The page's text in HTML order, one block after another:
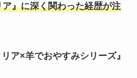
』に深く関わった経歴が注
リア×羊でおやすみシリーズ』